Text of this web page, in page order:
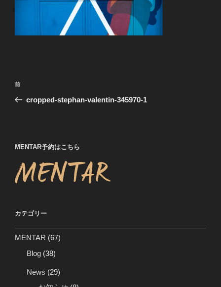
投
ー
シ
ョ
前
の
前
cropped-stephan-valentin-345970-1
MENTAR予約はこちら
カテゴリー
MENTAR (67)
Blog (38)
News (29)